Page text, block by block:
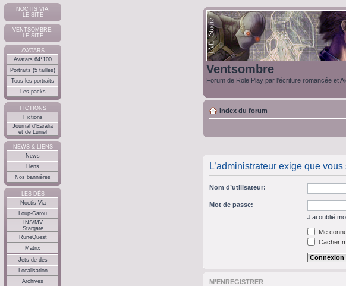
NOCTIS VIA,
LE SITE
VENTSOMBRE,
LE SITE
AVATARS
Avatars 64*100
Portraits (5 tailles)
Tous les portraits
Les packs
FICTIONS
Fictions
Journal d'Earalia
et de Luniel
NEWS & LIENS
News
Liens
Nos bannières
LES DÉS
Noctis Via
Loup-Garou
INS/MV
Stargate
RuneQuest
Matrix
Jets de dés
Localisation
Archives
Ventsombre
Forum de Role Play par l'écriture romancée et
Index du forum
L’administrateur exige que
Nom d’utilisateur:
Mot de passe:
J’ai oublié
Me
Cacher
M’ENREGISTRER